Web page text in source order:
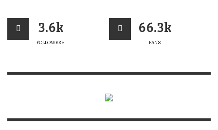
3.6k
FOLLOWERS
66.3k
FANS